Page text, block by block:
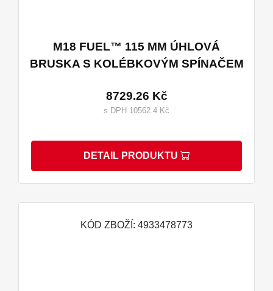
M18 FUEL™ 115 MM ÚHLOVÁ
BRUSKA S KOLÉBKOVÝM SPÍNAČEM
8729.26 Kč
s DPH 10562.4 Kč
DETAIL PRODUKTU
KÓD ZBOŽÍ: 4933478773